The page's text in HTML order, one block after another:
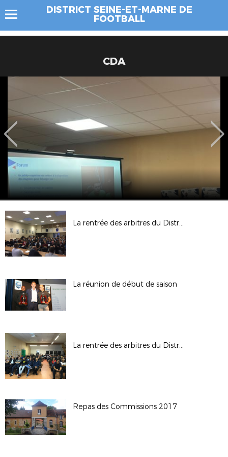
DISTRICT SEINE-ET-MARNE DE
FOOTBALL
CDA
La rentrée des arbitres du District secteur Sud
La réunion de début de saison
La rentrée des arbitres du District secteur Nord
Repas des Commissions 2017